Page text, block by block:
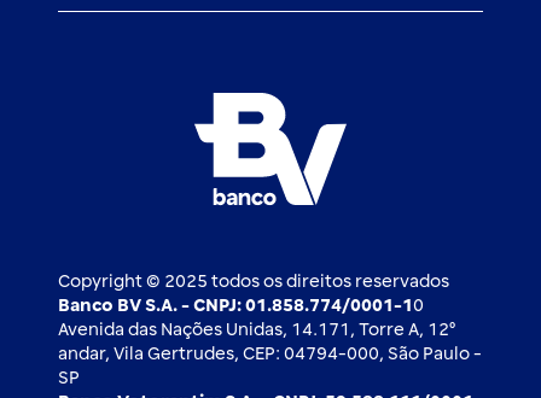
Câmbio e Comércio exterior
Notícias Econômicas
Copyright © 2025 todos os direitos reservados
Banco BV S.A. - CNPJ: 01.858.774/0001-1 0
Avenida das Nações Unidas, 14.171, Torre A, 12⁰
andar, Vila Gertrudes, CEP: 04794-000, São Paulo -
SP